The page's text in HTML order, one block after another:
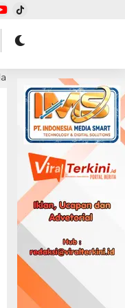
3 jam lalu